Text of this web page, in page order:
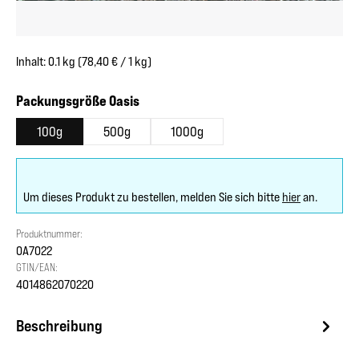
Inhalt:0.1 kg (78,40 € / 1 kg)
Packungsgröße Oasisauswählen
100g 500g 1000g
Um dieses Produkt zu bestellen, melden Sie sich bitte hieran.
Produktnummer:
OA7022
GTIN/EAN:
4014862070220
Beschreibung